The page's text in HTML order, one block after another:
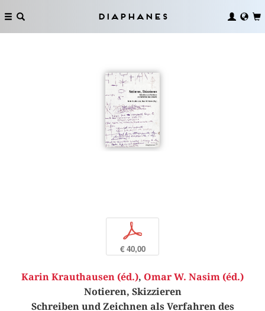
Diaphanes
p
€ 40,00
Karin Krauthausen (éd.), Omar W. Nasim (éd.)
Notieren, Skizzieren
Schreiben und Zeichnen als Verfahren des